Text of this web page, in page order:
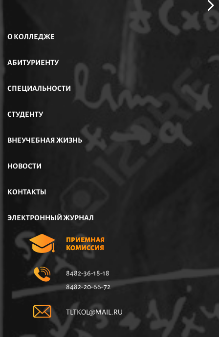
О КОЛЛЕДЖЕ
АБИТУРИЕНТУ
СПЕЦИАЛЬНОСТИ
СТУДЕНТУ
ВНЕУЧЕБНАЯ ЖИЗНЬ
НОВОСТИ
КОНТАКТЫ
ЭЛЕКТРОННЫЙ ЖУРНАЛ
ПРИЕМНАЯ
КОМИССИЯ
8482-36-18-18
8482-20-66-72
TLTKOL@MAIL.RU